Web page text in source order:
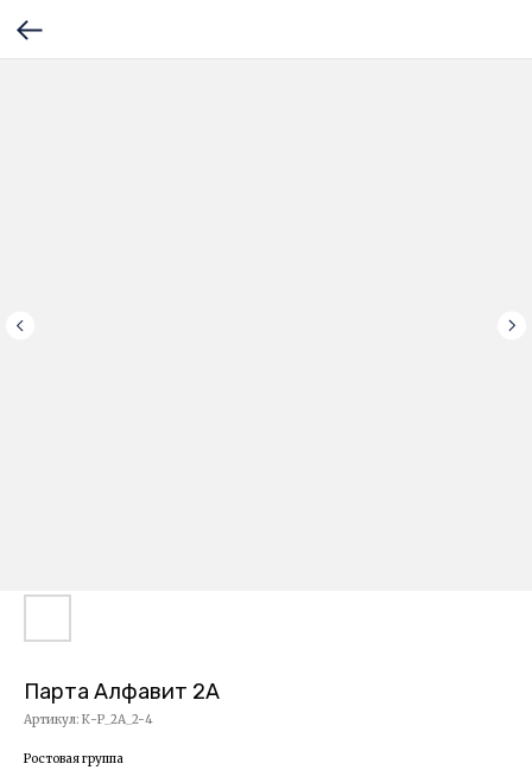
Парта Алфавит 2А
Артикул: К-Р_2А_2-4
Ростовая группа